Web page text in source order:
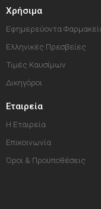
Χρήσιμα
Εφημερεύοντα
Ελληνικές Πρεσβείες
Τιμές Καυσίμων
Δικηγόροι
Εταιρεία
Η Εταιρεία
Επικοινωνία
Όροι & Προϋποθέσεις